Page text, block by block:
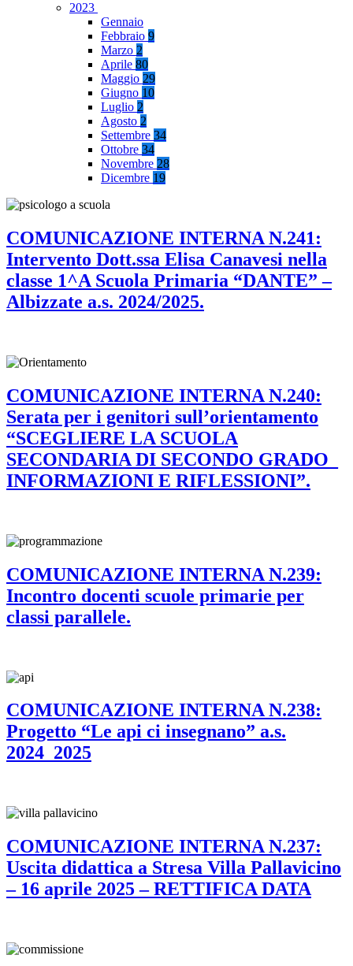
2023
Gennaio
Febbraio 9
Marzo 2
Aprile 80
Maggio 29
Giugno 10
Luglio 2
Agosto 2
Settembre 34
Ottobre 34
Novembre 28
Dicembre 19
COMUNICAZIONE INTERNA N.241:
Intervento Dott.ssa Elisa Canavesi nella
classe 1^A Scuola Primaria “DANTE” –
Albizzate a.s. 2024/2025.
COMUNICAZIONE INTERNA N.240:
Serata per i genitori sull’orientamento
“SCEGLIERE LA SCUOLA
SECONDARIA DI SECONDO GRADO_
INFORMAZIONI E RIFLESSIONI”.
COMUNICAZIONE INTERNA N.239:
Incontro docenti scuole primarie per
classi parallele.
COMUNICAZIONE INTERNA N.238:
Progetto “Le api ci insegnano” a.s.
2024_2025
COMUNICAZIONE INTERNA N.237:
Uscita didattica a Stresa Villa Pallavicino
– 16 aprile 2025 – RETTIFICA DATA